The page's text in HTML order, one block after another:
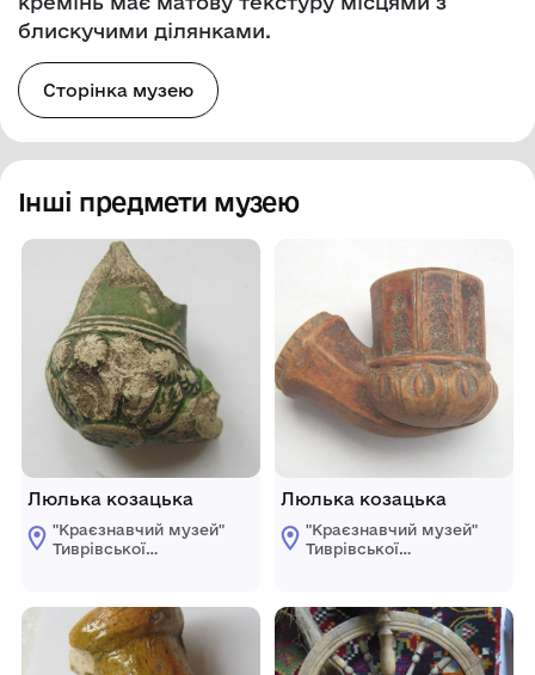
блискучими ділянками.
Сторінка музею
Інші предмети музею
Люлька козацька
"Краєзнавчий музей"
Тиврівської
Люлька козацька
"Краєзнавчий музей"
Тиврівської